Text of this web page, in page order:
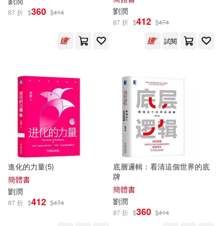
87 折 $360 $414
劉潤
87 折 $412 $474
試閱
進化的力量(5)
簡體書
劉潤
87 折 $412 $474
底層邏輯：看清這個世界的底
牌
簡體書
劉潤
87 折 $360 $414